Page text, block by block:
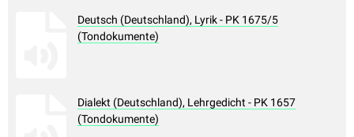
Deutsch (Deutschland), Lyrik - PK 1675/5
(Tondokumente)
Dialekt (Deutschland), Lehrgedicht - PK 1657
(Tondokumente)